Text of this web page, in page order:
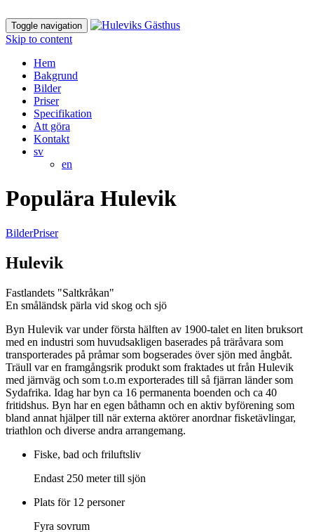
Toggle navigation
Skip to content
Hem
Bakgrund
Bilder
Priser
Specifikation
Att göra
Kontakt
sv
en
Populära Hulevik
BilderPriser
Hulevik
Fastlandets "Saltkråkan"
En småländsk pärla vid skog och sjö
Byn Hulevik var under första hälften av 1900-talet en liten bruksort
med en industri som huvudsakligen baserades på träråvara som
transporterades på pråmar som bogserades över sjön med ångbåt.
Träull var en framgångsrik produkt som fraktades ut från Hulevik
med järnväg och som t.o.m exporterades till så fjärran länder som
Sydafrika. Idag har byn ca 16 permanenta boenden och ca 40
fritidshus. Byn har en egen båthamn och en aktiv byförening som
bland annat hjälper till när externa aktörer anordnar fisketävlingar,
triathlon och diverse andra arrangemang.
Fiske, bad och friluftsliv
Endast 250 meter till sjön
Plats för 12 personer
Fyra sovrum